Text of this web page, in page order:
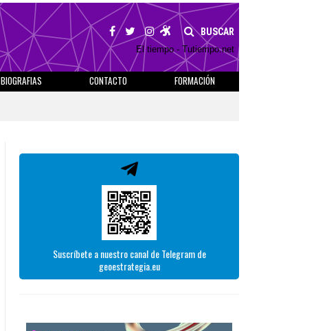
BUSCAR
El tiempo - Tutiempo.net
BIOGRAFIAS CONTACTO
FORMACIÓN
Suscríbete a nuestro canal de Telegram de
geoestrategia.eu